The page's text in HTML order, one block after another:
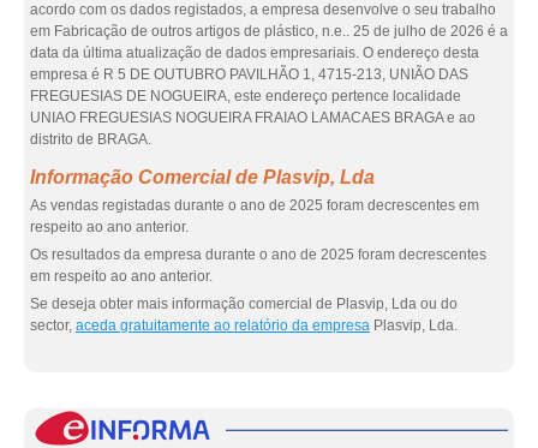
acordo com os dados registados, a empresa desenvolve o seu trabalho
em Fabricação de outros artigos de plástico, n.e.. 25 de julho de 2026 é a
data da última atualização de dados empresariais. O endereço desta
empresa é R 5 DE OUTUBRO PAVILHÃO 1, 4715-213, UNIÃO DAS
FREGUESIAS DE NOGUEIRA, este endereço pertence localidade
UNIAO FREGUESIAS NOGUEIRA FRAIAO LAMACAES BRAGA e ao
distrito de BRAGA.
Informação Comercial de Plasvip, Lda
As vendas registadas durante o ano de 2025 foram decrescentes em
respeito ao ano anterior.
Os resultados da empresa durante o ano de 2025 foram decrescentes
em respeito ao ano anterior.
Se deseja obter mais informação comercial de Plasvip, Lda ou do
sector, aceda gratuitamente ao relatório da empresa Plasvip, Lda.